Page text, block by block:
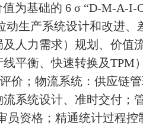
为基础的 6 σ “D-M-A-I-
动生产系统设计和改进
人力需求）规划、价值
平衡、快速转换及TPM
价；物流系统：供应链
系统设计、准时交付；
员资格；精通统计过程